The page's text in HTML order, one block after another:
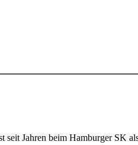
Jahren beim Hamburger SK